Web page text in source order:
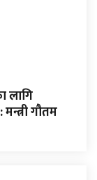
लागि
गौतम